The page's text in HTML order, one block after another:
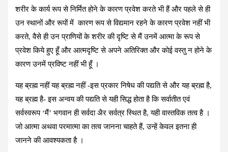
शरीर के कार्य रूप से निर्मित होने के कारण प्रवेश करते भी हैं और पहले से ही
उन स्‍थानों और रूपों में कारण रूप से विद्यमान रहने के कारण प्रवेश नहीं भी
करते, वैसे ही उन प्राणियों के शरीर की दृष्टि से मैं उनमें आत्‍मा के रूप से
प्रवेश किये हुए हूँ और आत्‍मदृष्टि से अपने अतिरिक्‍त और कोई वस्‍तु न होने के
कारण उनमें प्रविष्‍ट नहीं भी हूँ ।
यह ब्रह्म नहीं यह ब्रह्म नहीं -इस प्रकार निषेध की पद्यति से और यह ब्रह्म है,
यह ब्रह्म है- इस अन्‍वय की पद्यति से यही सिद्ध होता है कि सर्वातीत एवं
सर्वस्‍वरूप ‘मैं’ भगवान ही सर्वदा अैर सर्वत्र स्थित है, यही वास्‍तविक तत्‍व है ।
जो आत्‍मा अथवा परमात्‍मा का तत्‍व जानना चाहते हैं, उन्‍हें केवल इतना ही
जानने की आवश्‍यकता है ।